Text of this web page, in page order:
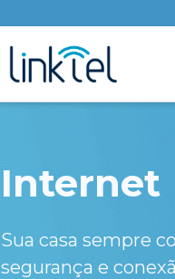
Internet
Sua casa sempre
segurança e